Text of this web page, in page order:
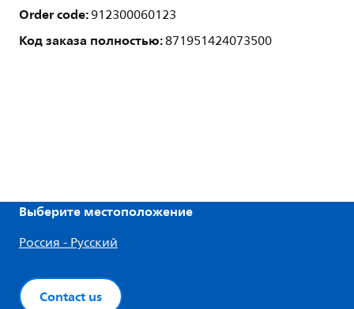
Order code:912300060123
Код заказа полностью:871951424073500
Выберите местоположение
Россия - Русский
Contact us